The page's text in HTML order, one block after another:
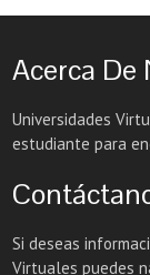
Acerca De
Universidades
estudiante para
Si deseas
Virtuales puedes